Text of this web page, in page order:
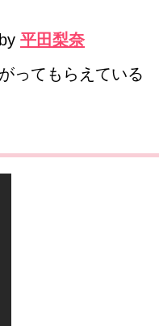
平田梨奈
ってもらえている